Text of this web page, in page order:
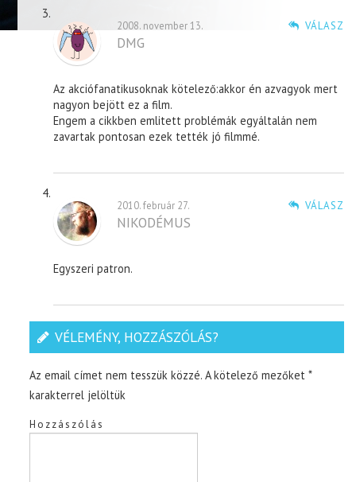
VÁLASZ
2008. november 13.
DMG
Az akciófanatikusoknak kötelező:akkor én azvagyok mert
nagyon bejött ez a film.
Engem a cikkben emlitett problémák egyáltalán nem
zavartak pontosan ezek tették jó filmmé.
VÁLASZ
2010. február 27.
NIKODÉMUS
Egyszeri patron.
VÉLEMÉNY, HOZZÁSZÓLÁS?
Az email címet nem tesszük közzé. A kötelező mezőket*
karakterrel jelöltük
Hozzászólás